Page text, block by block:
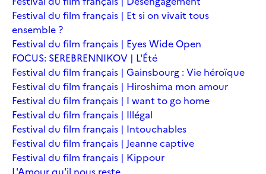
Festival du film français | Et si on vivait tous
ensemble ?
Festival du film français | Eyes Wide Open
FOCUS: SEREBRENNIKOV | L'Été
Festival du film français | Gainsbourg : Vie héroïque
Festival du film français | Hiroshima mon amour
Festival du film français | I want to go home
Festival du film français | Illégal
Festival du film français | Intouchables
Festival du film français | Jeanne captive
Festival du film français | Kippour